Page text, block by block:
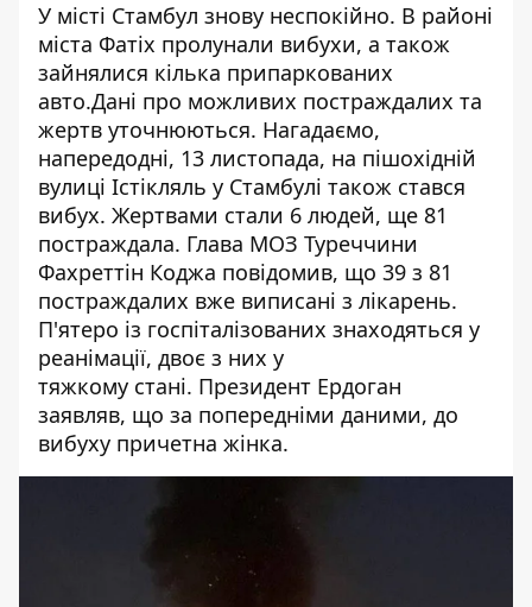
У місті Стамбул знову неспокійно. В районі
міста Фатіх пролунали вибухи, а також
зайнялися кілька припаркованих
авто.Дані про можливих постраждалих та
жертв уточнюються. Нагадаємо,
напередодні, 13 листопада, на пішохідній
вулиці Істікляль у Стамбулі також стався
вибух. Жертвами стали 6 людей, ще 81
постраждала. Глава МОЗ Туреччини
Фахреттін Коджа повідомив, що 39 з 81
постраждалих вже виписані з лікарень.
П'ятеро із госпіталізованих знаходяться у
реанімації, двоє з них у
тяжкому стані. Президент Ердоган
заявляв, що за попередніми даними, до
вибуху причетна жінка.